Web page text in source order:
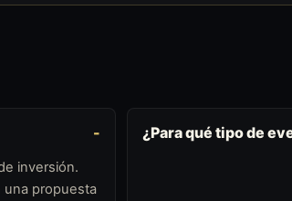
inversión.
una propuesta
¿Para qué tipo de